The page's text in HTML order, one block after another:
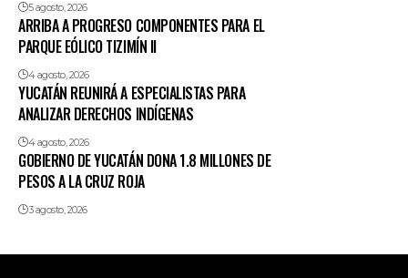
5 agosto, 2026
ARRIBA A PROGRESO COMPONENTES PARA EL
PARQUE EÓLICO TIZIMÍN II
4 agosto, 2026
YUCATÁN REUNIRÁ A ESPECIALISTAS PARA
ANALIZAR DERECHOS INDÍGENAS
4 agosto, 2026
GOBIERNO DE YUCATÁN DONA 1.8 MILLONES DE
PESOS A LA CRUZ ROJA
3 agosto, 2026